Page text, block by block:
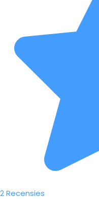
2 Recensies